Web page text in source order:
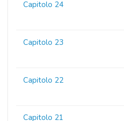
Capitolo 24
Capitolo 23
Capitolo 22
Capitolo 21